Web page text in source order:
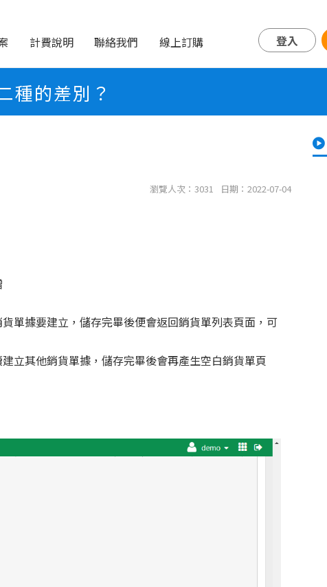
計費說明 聯絡我們 線上訂購 登入
種的差別？
瀏覽人次：3031 日期：2022-07-04
單據要建立，儲存完畢後便會返回銷貨單列表頁面，可
立其他銷貨單據，儲存完畢後會再產生空白銷貨單頁